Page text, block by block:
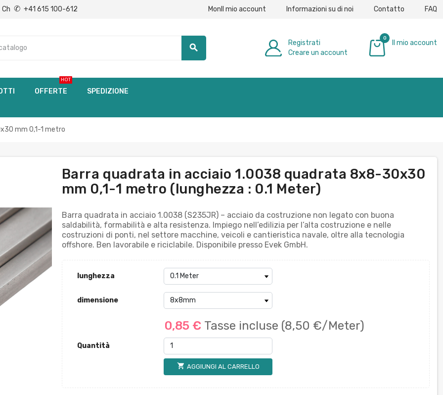
Ch ✆ +41 615 100-612 MonIl mio account Informazioni su di noi Contatto FAQ
search
Registrati
Creare un account
0
Il mio account
OFFERTE
HOT
SPEDIZIONE
mm 0,1-1 metro
Barra quadrata in acciaio 1.0038 quadrata 8x8-30x30
mm 0,1-1 metro (lunghezza : 0.1 Meter)
Barra quadrata in acciaio 1.0038 (S235JR) – acciaio da costruzione non legato con buona
saldabilità, formabilità e alta resistenza. Impiego nell’edilizia per l’alta costruzione e nelle
costruzioni di ponti, nel settore macchine, veicoli e cantieristica navale, oltre alla tecnologia
offshore. Ben lavorabile e riciclabile. Disponibile presso Evek GmbH.
lunghezza
dimensione
0,85 € Tasse incluse (8,50 €/Meter)
Quantità
shopping_cart AGGIUNGI AL CARRELLO